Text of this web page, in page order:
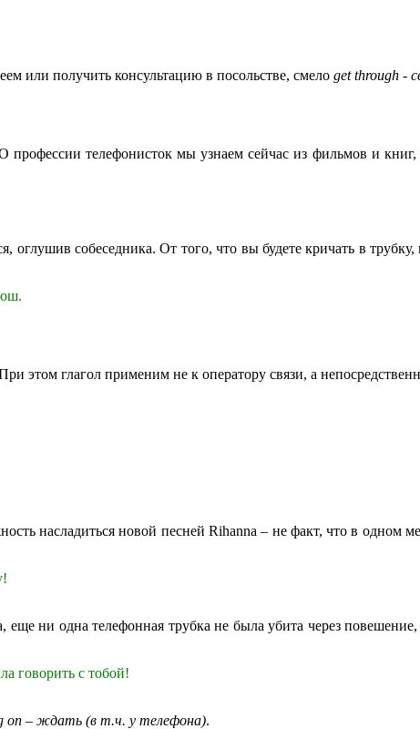
или получить консультацию в посольстве, смело get through -
профессии телефонисток мы узнаем сейчас из фильмов и книг,
оглушив собеседника. От того, что вы будете кричать в
этом глагол применим не к оператору связи, а
насладиться новой песней Rihanna – не факт, что в одном
еще ни одна телефонная трубка не была убита через
говорить с тобой!
on – ждать (в т.ч. у телефона).